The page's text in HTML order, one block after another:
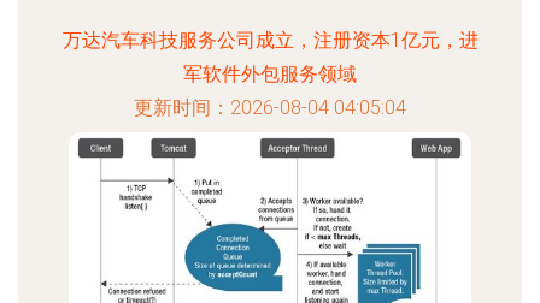
万达汽车科技服务公司成立，注册资本1亿元，进
军软件外包服务领域
更新时间：2026-08-04 04:05:04